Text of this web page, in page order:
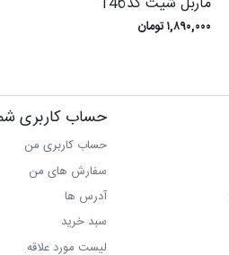
۱,۸۹۰,۰۰۰ تومان
حساب کاربری
حساب کاربری من
سفارش های من‎
آدرس ها
سبد خرید
لیست مورد علاقه